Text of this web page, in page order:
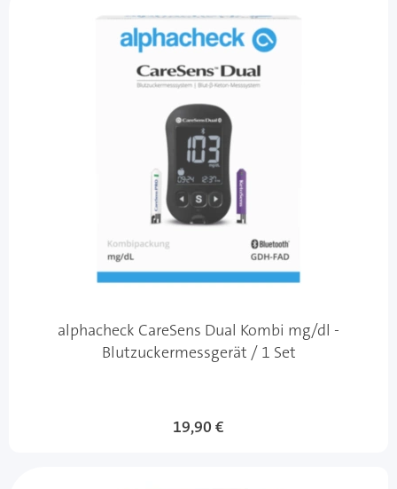
alphacheck CareSens Dual Kombi mg/dl -
Blutzuckermessgerät / 1 Set
19,90 €